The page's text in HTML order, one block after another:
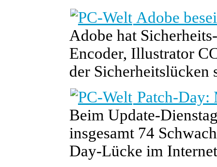
Adobe
Adobe hat
Encoder, Illustrator
der Sicherheitslücken
Patch-Day:
Beim Update-
insgesamt 74
Day-Lücke im